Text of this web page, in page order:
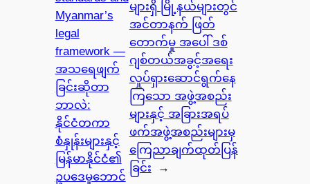
Myanmar’s
legal
framework —
အသရေဖျက်
ခြင်းဆိုတာ
ဘာလဲ:
နိုင်ငံတကာ
စံနှုန်းများနှင့်
မြန်မာနိုင်ငံ၏
ဥပဒေမူဘောင်
များရှိ မြို့နယ်များတွင်
အင်တာနက် ဖြတ်
တောက်မှု အပေါ် ဒစ်
ဂျစ်တယ်အခွင့်အရေး
လှုပ်ရှားဆောင်ရွက်နေ
ကြသော အဖွဲ့အစည်း
များနှင့် အခြားအရပ်
ဖက်အဖွဲ့အစည်းများမှ
ကြေညာချက်ထုတ်ပြန်
ခြင်း
→